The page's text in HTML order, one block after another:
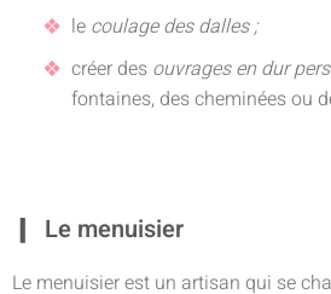
le coulage des dalles ;
créer des ouvrages en dur
fontaines, des cheminées ou
Le menuisier
Le menuisier est un artisan qui se